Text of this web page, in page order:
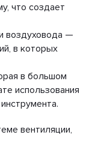
что создает
воздуховода —
в которых
в большом
использования
вентиляции,